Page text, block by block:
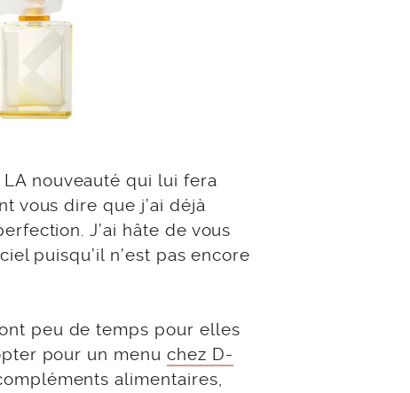
nouveauté qui lui fera
vous dire que j’ai déjà
J’ai hâte de vous
puisqu’il n’est pas encore
peu de temps pour elles
pour un menu chez D-
alimentaires,